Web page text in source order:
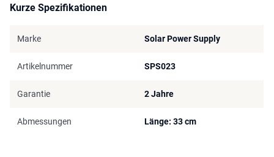
Kurze Spezifikationen
Marke Solar Power Supply
Artikelnummer SPS023
Garantie 2 Jahre
Abmessungen Länge: 33 cm